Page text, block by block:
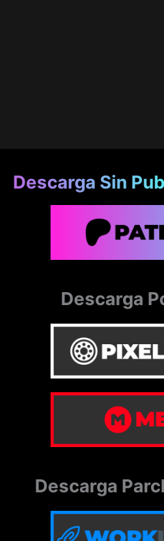
Descarga Sin
Descarga
Descarga